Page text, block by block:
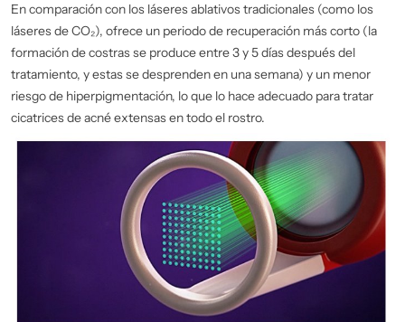
En comparación con los láseres ablativos tradicionales (como los
láseres de CO₂), ofrece un periodo de recuperación más corto (la
formación de costras se produce entre 3 y 5 días después del
tratamiento, y estas se desprenden en una semana) y un menor
riesgo de hiperpigmentación, lo que lo hace adecuado para tratar
cicatrices de acné extensas en todo el rostro.